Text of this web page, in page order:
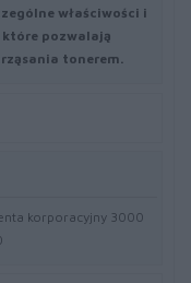
właściwości i
pozwalają
tonerem.
korporacyjny 3000